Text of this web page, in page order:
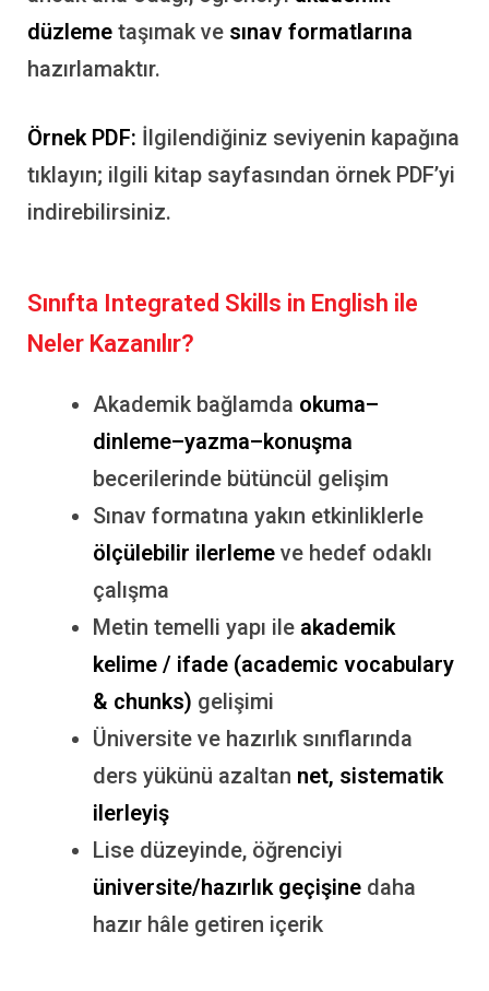
düzleme taşımak ve sınav formatlarına
hazırlamaktır.
Örnek PDF: İlgilendiğiniz seviyenin kapağına
tıklayın; ilgili kitap sayfasından örnek PDF’yi
indirebilirsiniz.
Sınıfta Integrated Skills in English ile
Neler Kazanılır?
Akademik bağlamda okuma–
dinleme–yazma–konuşma
becerilerinde bütüncül gelişim
Sınav formatına yakın etkinliklerle
ölçülebilir ilerleme ve hedef odaklı
çalışma
Metin temelli yapı ile akademik
kelime / ifade (academic vocabulary
& chunks) gelişimi
Üniversite ve hazırlık sınıflarında
ders yükünü azaltan net, sistematik
ilerleyiş
Lise düzeyinde, öğrenciyi
üniversite/hazırlık geçişine daha
hazır hâle getiren içerik